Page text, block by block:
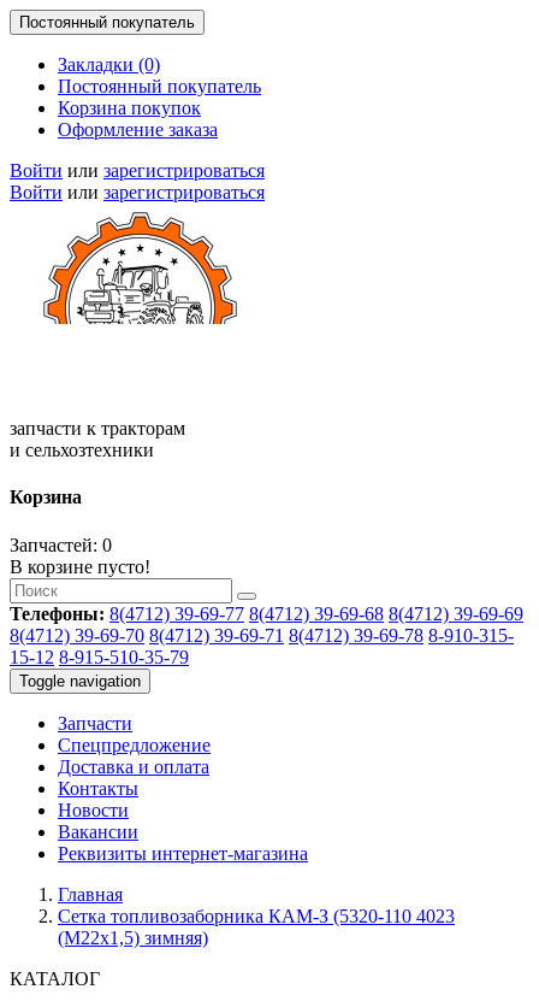
Постоянный покупатель
Закладки (0)
Постоянный покупатель
Корзина покупок
Оформление заказа
Войти или зарегистрироваться
Войти или зарегистрироваться
запчасти к тракторам
и сельхозтехники
Корзина
Запчастей: 0
В корзине пусто!
Телефоны: 8(4712) 39-69-77 8(4712) 39-69-68 8(4712) 39-69-69
8(4712) 39-69-70 8(4712) 39-69-71 8(4712) 39-69-78 8-910-315-
15-12 8-915-510-35-79
Toggle navigation
Запчасти
Спецпредложение
Доставка и оплата
Контакты
Новости
Вакансии
Реквизиты интернет-магазина
Главная
Сетка топливозаборника КАМ-З (5320-110 4023
(М22х1,5) зимняя)
КАТАЛОГ